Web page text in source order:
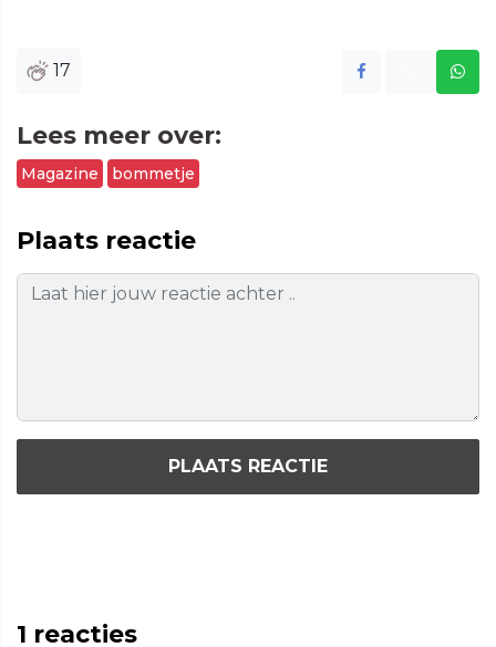
17
Lees meer over:
Magazine bommetje
Plaats reactie
PLAATS REACTIE
1 reacties